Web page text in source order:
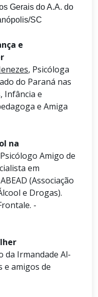
Gerais do A.A. do
SC
e
, Psicóloga
do Paraná nas
Infância e
e Amiga
na
Amigo de
em
(Associação
e Drogas).
-
da Irmandade Al-
e amigos de